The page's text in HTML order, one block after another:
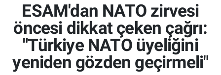
ESAM'dan NATO zirvesi
öncesi dikkat çeken çağrı:
"Türkiye NATO üyeliğini
yeniden gözden geçirmeli"